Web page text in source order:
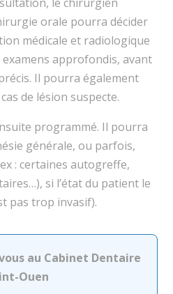
orale pourra décider
médicale et radiologique
approfondis, avant
Il pourra également
de lésion suspecte.
programmé. Il pourra
générale, ou parfois,
: certaines autogreffe,
si l’état du patient le
pas trop invasif).
au Cabinet Dentaire
Ouen